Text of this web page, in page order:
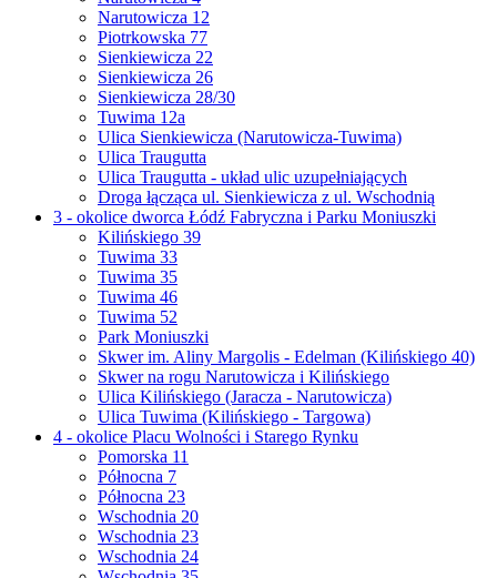
Narutowicza 12
Piotrkowska 77
Sienkiewicza 22
Sienkiewicza 26
Sienkiewicza 28/30
Tuwima 12a
Ulica Sienkiewicza (Narutowicza-Tuwima)
Ulica Traugutta
Ulica Traugutta - układ ulic uzupełniających
Droga łącząca ul. Sienkiewicza z ul. Wschodnią
3 - okolice dworca Łódź Fabryczna i Parku Moniuszki
Kilińskiego 39
Tuwima 33
Tuwima 35
Tuwima 46
Tuwima 52
Park Moniuszki
Skwer im. Aliny Margolis - Edelman (Kilińskiego 40)
Skwer na rogu Narutowicza i Kilińskiego
Ulica Kilińskiego (Jaracza - Narutowicza)
Ulica Tuwima (Kilińskiego - Targowa)
4 - okolice Placu Wolności i Starego Rynku
Pomorska 11
Północna 7
Północna 23
Wschodnia 20
Wschodnia 23
Wschodnia 24